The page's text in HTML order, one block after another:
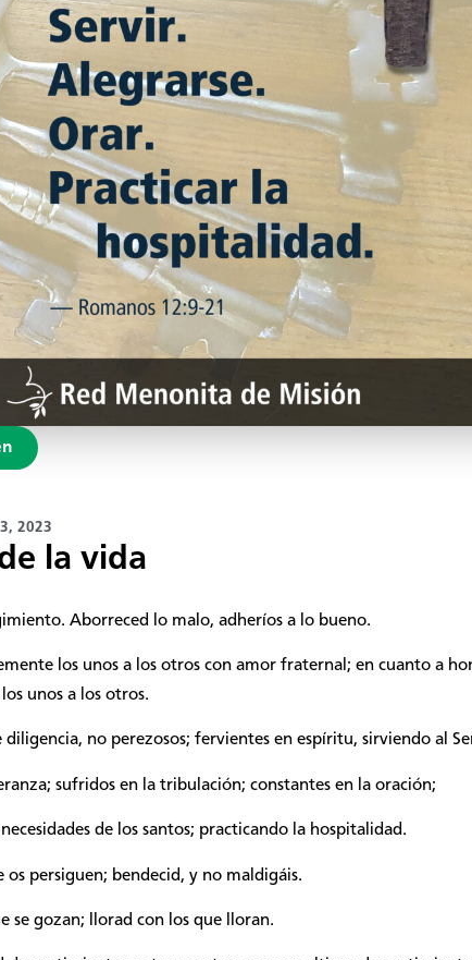
2023
la vida
Aborreced lo malo, adheríos a lo bueno.
los unos a los otros con amor fraternal; en cuanto a
unos a los otros.
diligencia, no perezosos; fervientes en espíritu, sirviendo al
sufridos en la tribulación; constantes en la oración;
de los santos; practicando la hospitalidad.
os persiguen; bendecid, y no maldigáis.
se gozan; llorad con los que lloran.